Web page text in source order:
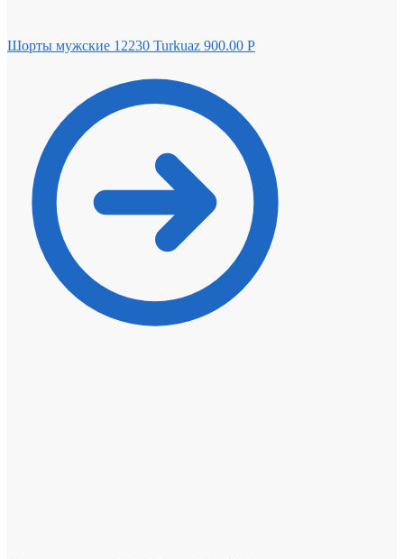
Шорты мужские 12230 Turkuaz 900.00 Р